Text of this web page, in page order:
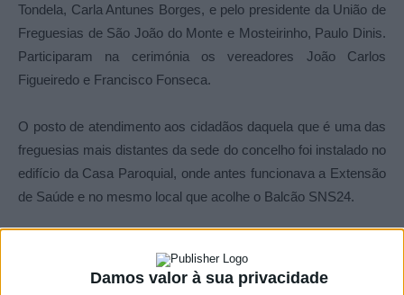
Damos valor à sua privacidade
Tondela, Carla Antunes Borges, e pelo presidente da União de
Freguesias de São João do Monte e Mosteirinho, Paulo Dinis.
Participaram na cerimónia os vereadores João Carlos
Figueiredo e Francisco Fonseca.
O posto de atendimento aos cidadãos daquela que é uma das
freguesias mais distantes da sede do concelho foi instalado no
edifício da Casa Paroquial, onde antes funcionava a Extensão
de Saúde e no mesmo local que acolhe o Balcão SNS24.
09h00 às 17h00, com pausa para o almoço.